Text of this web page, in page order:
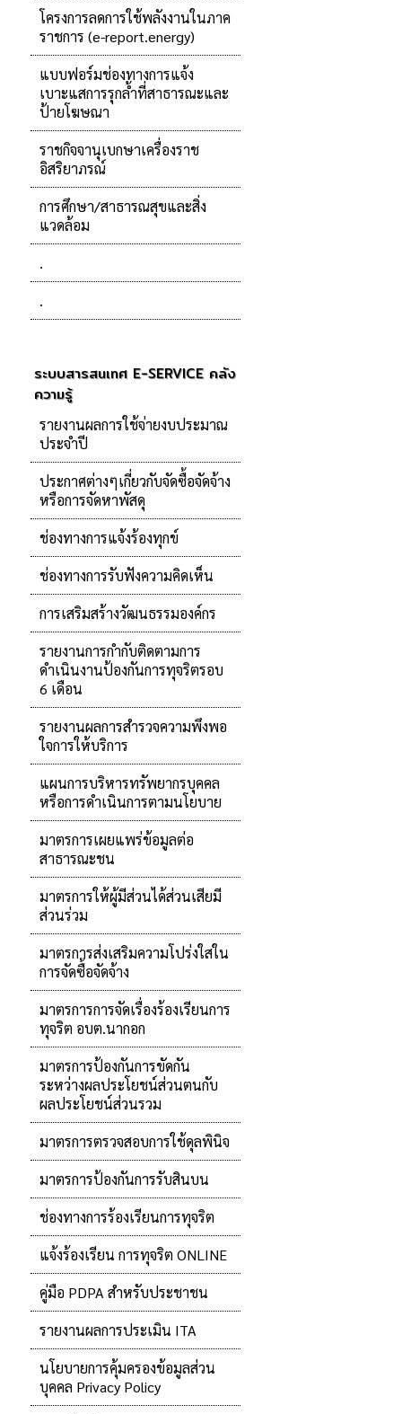
โครงการลดการใช้พลังงานในภาค
ราชการ (e-report.energy)
แบบฟอร์มช่องทางการแจ้ง
เบาะแสการรุกล้ำที่สาธารณะและ
ป้ายโฆษณา
ราชกิจจานุเบกษาเครื่องราช
อิสริยาภรณ์
การศึกษา/สาธารณสุขและสิ่ง
แวดล้อม
.
.
ระบบสารสนเทศ E-SERVICE คลัง
ความรู้
รายงานผลการใช้จ่ายงบประมาณ
ประจำปี
ประกาศต่างๆเกี่ยวกับจัดซื้อจัดจ้าง
หรือการจัดหาพัสดุ
ช่องทางการแจ้งร้องทุกข์
ช่องทางการรับฟังความคิดเห็น
การเสริมสร้างวัฒนธรรมองค์กร
รายงานการกำกับติดตามการ
ดำเนินงานป้องกันการทุจริตรอบ
6 เดือน
รายงานผลการสำรวจความพึงพอ
ใจการให้บริการ
แผนการบริหารทรัพยากรบุคคล
หรือการดำเนินการตามนโยบาย
มาตรการเผยแพร่ข้อมูลต่อ
สาธารณะชน
มาตรการให้ผู้มีส่วนได้ส่วนเสียมี
ส่วนร่วม
มาตรการส่งเสริมความโปร่งใสใน
การจัดซื้อจัดจ้าง
มาตรการการจัดเรื่องร้องเรียนการ
ทุจริต อบต.นากอก
มาตรการป้องกันการขัดกัน
ระหว่างผลประโยชน์ส่วนตนกับ
ผลประโยชน์ส่วนรวม
มาตรการตรวจสอบการใช้ดุลพินิจ
มาตรการป้องกันการรับสินบน
ช่องทางการร้องเรียนการทุจริต
แจ้งร้องเรียน การทุจริต ONLINE
คู่มือ PDPA สำหรับประชาชน
รายงานผลการประเมิน ITA
นโยบายการคุ้มครองข้อมูลส่วน
บุคคล Privacy Policy